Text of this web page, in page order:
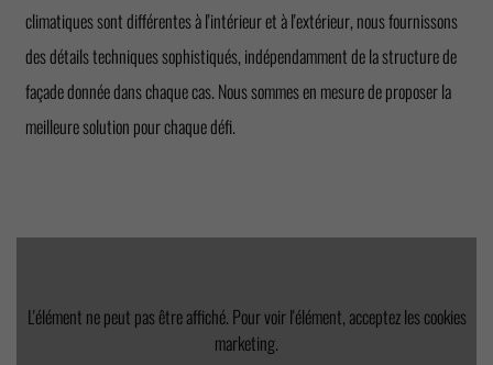
climatiques sont différentes à l'intérieur et à l'extérieur, nous fournissons
des détails techniques sophistiqués, indépendamment de la structure de
façade donnée dans chaque cas. Nous sommes en mesure de proposer la
meilleure solution pour chaque défi.
L'élément ne peut pas être affiché. Pour voir l'élément, acceptez les cookies
marketing.